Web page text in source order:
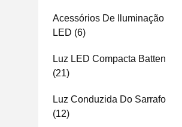
Acessórios De Iluminação
LED (6)
Luz LED Compacta Batten
(21)
Luz Conduzida Do Sarrafo
(12)